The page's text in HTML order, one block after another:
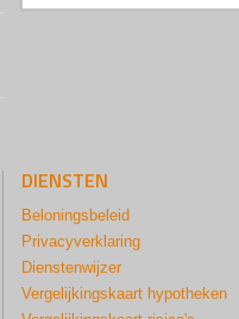
DIENSTEN
Beloningsbeleid
Privacyverklaring
Dienstenwijzer
Vergelijkingskaart hypotheken